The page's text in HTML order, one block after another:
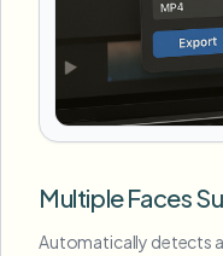
Multiple Faces
Automatically detects